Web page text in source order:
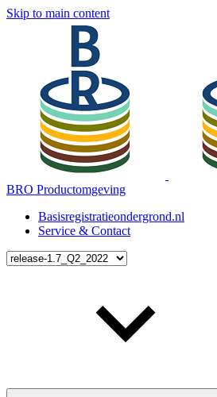
Skip to main content
BRO Productomgeving
Basisregistratieondergrond.nl
Service & Contact